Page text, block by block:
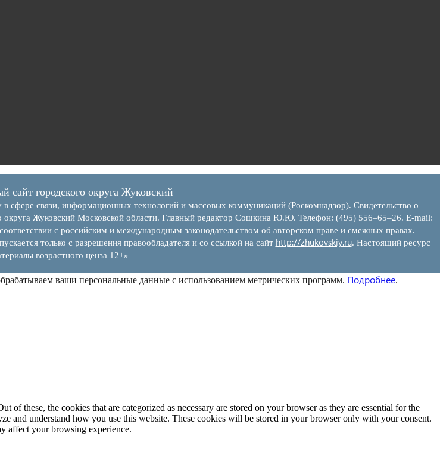
городского округа Жуковский
сфере связи, информационных технологий и массовых коммуникаций (Роскомнадзор). Свидетельство о
Жуковский Московской области. Главный редактор Сошкина Ю.Ю. Телефон: (495) 556–65–26. E‑mail:
с российским и международным законодательством об авторском праве и смежных правах.
только с разрешения правообладателя и со ссылкой на сайт http://zhukovskiy.ru. Настоящий ресурс
возрастного ценза 12+»
ваши персональные данные с использованием метрических программ. Подробнее.
these, the cookies that are categorized as necessary are stored on your browser as they are essential for the
and understand how you use this website. These cookies will be stored in your browser only with your consent.
affect your browsing experience.